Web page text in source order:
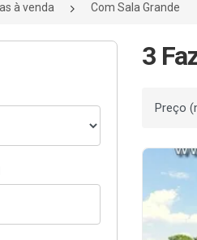
à venda Com Sala Grande
3
Ordenar